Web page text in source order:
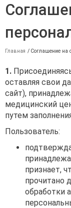
Главная / Соглашение на
1.
оставляя свои
сайт),
медицинский
путем
Пользователь:
признает,
прочитано
обработки